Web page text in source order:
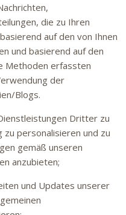
die zu Ihren
auf den von Ihnen
und basierend auf den
Methoden erfassten
der
Blogs.
Dritter zu
personalisieren und zu
gemäß unseren
anzubieten;
und Updates unserer